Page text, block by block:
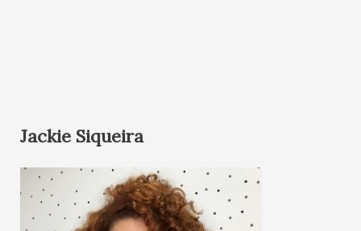
Jackie Siqueira